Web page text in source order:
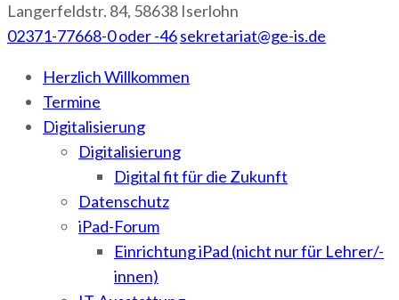
Langerfeldstr. 84, 58638 Iserlohn
02371-77668-0 oder -46sekretariat@ge-is.de
Herzlich Willkommen
Termine
Digitalisierung
Digitalisierung
Digital fit für die Zukunft
Datenschutz
iPad-Forum
Einrichtung iPad (nicht nur für Lehrer/-
innen)